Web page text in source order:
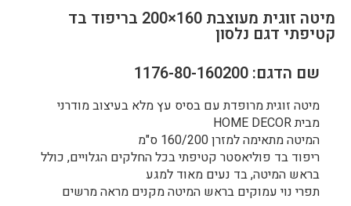
מיטה זוגית מעוצבת 160×200 בריפוד בד
קטיפתי דגם נלסון
שם הדגם: 1176-80-160200
מיטה זוגית מרופדת עם בסיס עץ מלא בעיצוב מודרני
מבית HOME DECOR
המיטה מתאימה למזרן 160/200 ס"מ
ריפוד בד פוליאסטר קטיפתי בכל החלקים הגלויים, כולל
בראש המיטה, בד נעים מאוד למגע
תפרי נוי עמוקים בראש המיטה מקנים מראה מרשים